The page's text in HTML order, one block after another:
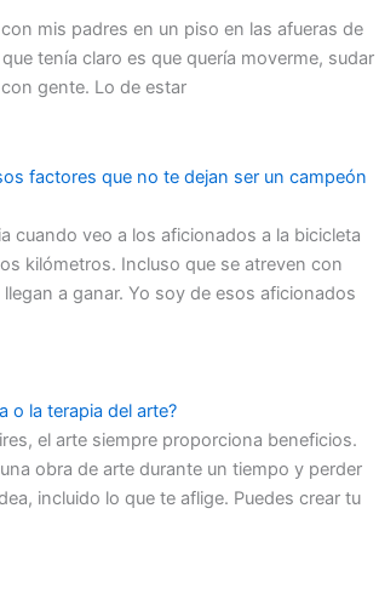
mis padres en un piso en las afueras de
tenía claro es que quería moverme, sudar
gente. Lo de estar
factores que no te dejan ser un campeón
cuando veo a los aficionados a la bicicleta
kilómetros. Incluso que se atreven con
a ganar. Yo soy de esos aficionados
o la terapia del arte?
el arte siempre proporciona beneficios.
obra de arte durante un tiempo y perder
incluido lo que te aflige. Puedes crear tu